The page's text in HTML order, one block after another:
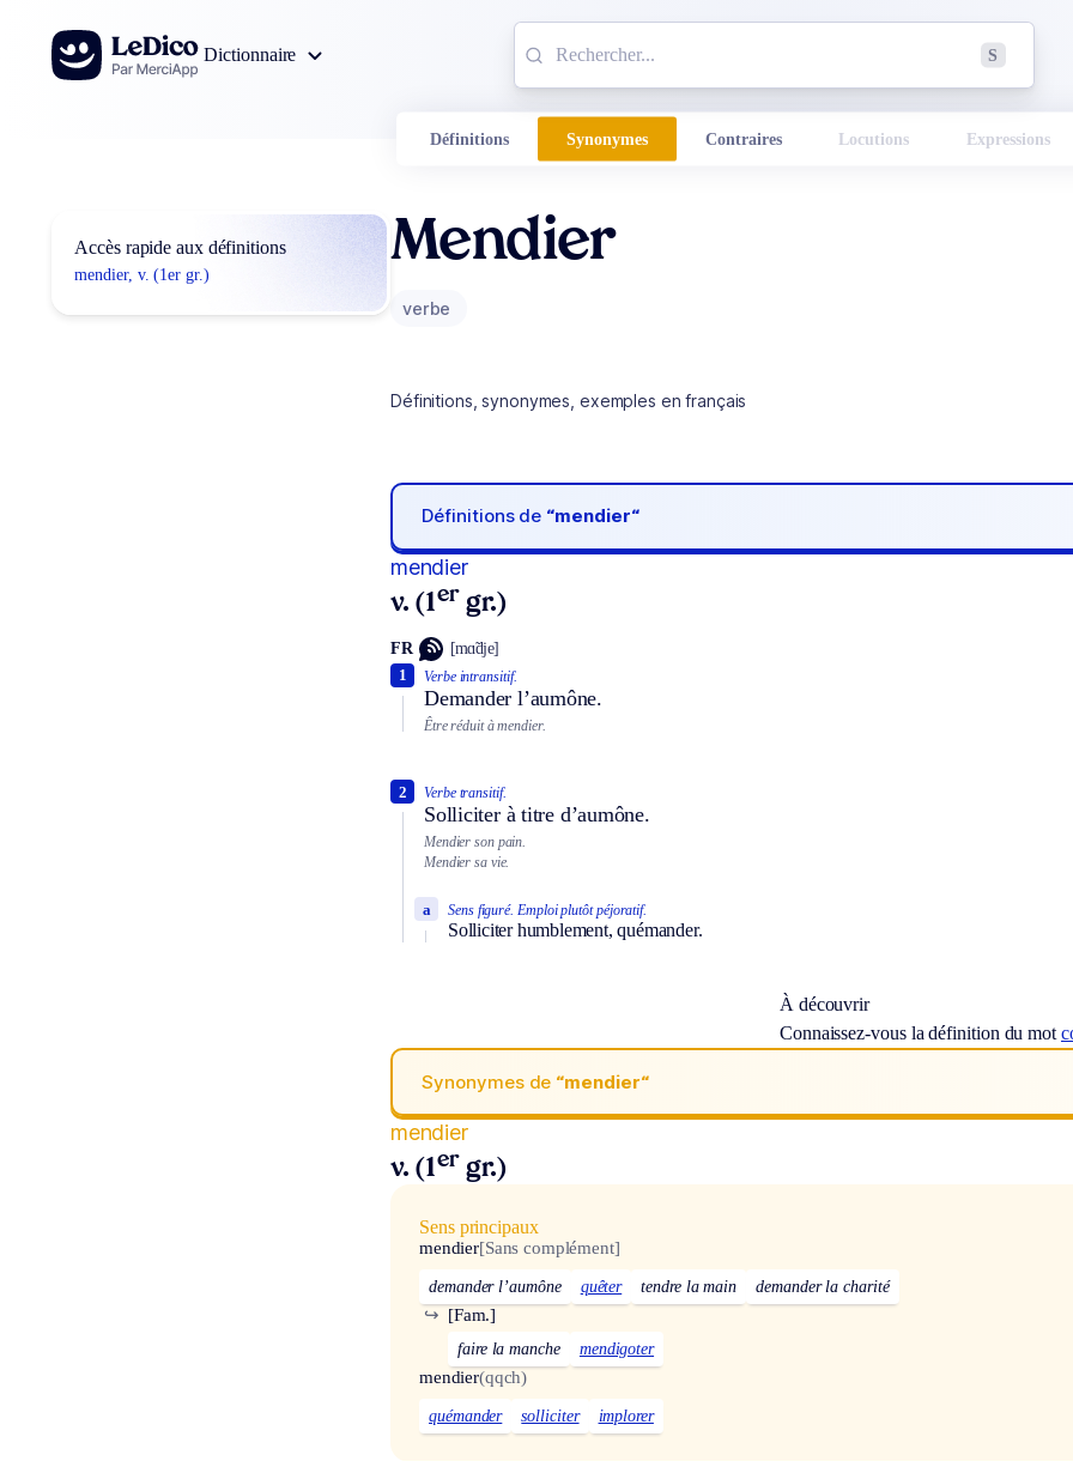
Aller au contenu
Dictionnaire
S
Définitions Synonymes Contraires Locutions Expressions
Accès rapide aux définitions
mendier, v. (1er gr.)
Mendier
verbe
Définitions, synonymes, exemples en français
Définitions de “mendier“
mendier
v. (1er gr.)
FR [mɑ̃dje]
Verbe intransitif.
Demander l’aumône.
1
Être réduit à mendier.
Verbe transitif.
Solliciter à titre d’aumône.
2
Mendier son pain.
Mendier sa vie.
Sens figuré. Emploi plutôt péjoratif.
Solliciter humblement, quémander.
a
À découvrir
Connaissez-vous la définition du mot
Synonymes de “mendier“
mendier
v. (1er gr.)
Sens principaux
mendier[Sans complément]
demander l’aumône quêter tendre la main demander la charité
[Fam.]
↪
faire la manche mendigoter
mendier(qqch)
quémander solliciter implorer